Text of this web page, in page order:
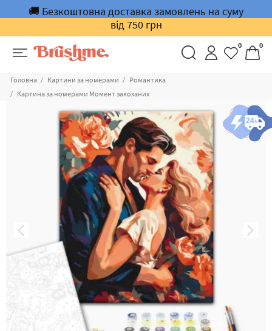
🚚 Безкоштовна доставка замовлень на суму
від 750 грн
0 0
Головна Картини за номерами
Романтика
Картина за номерами Момент закоханих